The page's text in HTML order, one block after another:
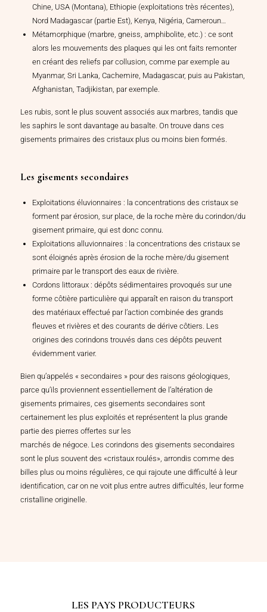
Chine, USA (Montana), Ethiopie (exploitations très récentes),
Nord Madagascar (partie Est), Kenya, Nigéria, Cameroun…
Métamorphique (marbre, gneiss, amphibolite, etc.) : ce sont
alors les mouvements des plaques qui les ont faits remonter
en créant des reliefs par collusion, comme par exemple au
Myanmar, Sri Lanka, Cachemire, Madagascar, puis au Pakistan,
Afghanistan, Tadjikistan, par exemple.
Les rubis, sont le plus souvent associés aux marbres, tandis que
les saphirs le sont davantage au basalte. On trouve dans ces
gisements primaires des cristaux plus ou moins bien formés.
Les gisements secondaires
Exploitations éluvionnaires : la concentrations des cristaux se
forment par érosion, sur place, de la roche mère du corindon/du
gisement primaire, qui est donc connu.
Exploitations alluvionnaires : la concentrations des cristaux se
sont éloignés après érosion de la roche mère/du gisement
primaire par le transport des eaux de rivière.
Cordons littoraux : dépôts sédimentaires provoqués sur une
forme côtière particulière qui apparaît en raison du transport
des matériaux effectué par l’action combinée des grands
fleuves et rivières et des courants de dérive côtiers. Les
origines des corindons trouvés dans ces dépôts peuvent
évidemment varier.
Bien qu’appelés « secondaires » pour des raisons géologiques,
parce qu’ils proviennent essentiellement de l’altération de
gisements primaires, ces gisements secondaires sont
certainement les plus exploités et représentent la plus grande
partie des pierres offertes sur les
marchés de négoce. Les corindons des gisements secondaires
sont le plus souvent des «cristaux roulés», arrondis comme des
billes plus ou moins régulières, ce qui rajoute une difficulté à leur
identification, car on ne voit plus entre autres difficultés, leur forme
cristalline originelle.
LES PAYS PRODUCTEURS